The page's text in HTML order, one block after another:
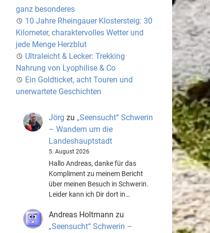
ganz besonderes
10 Jahre Rheingauer Klostersteig: 30
Kilometer, charaktervolles Wetter und
jede Menge Herzblut
Ultraleicht & Lecker: Trekking
Nahrung von Lyophilise & Co
Ein Goldticket, acht Touren und
unerwartete Geschichten
Jörg zu „Seensucht“ Schwerin
– Wandern um die
Landeshauptstadt
5. August 2026
Hallo Andreas, danke für das
Kompliment zu meinem Bericht
über meinen Besuch in Schwerin.
Leider kann ich Dir dort in…
Andreas Holtmann zu
„Seensucht“ Schwerin –